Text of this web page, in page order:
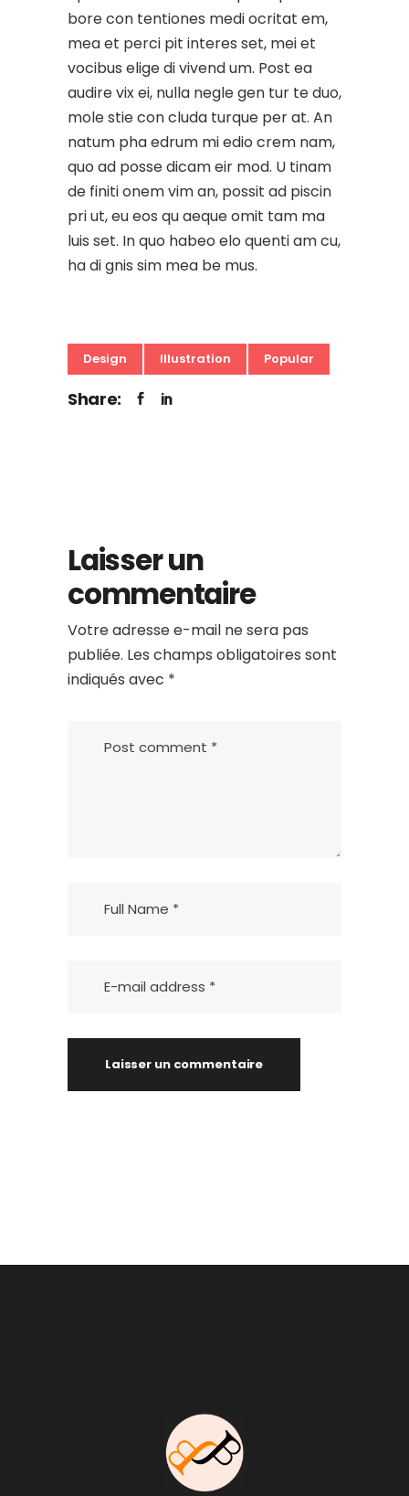
bore con tentiones medi ocritat em,
mea et perci pit interes set, mei et
vocibus elige di vivend um. Post ea
audire vix ei, nulla negle gen tur te duo,
mole stie con cluda turque per at. An
natum pha edrum mi edio crem nam,
quo ad posse dicam eir mod. U tinam
de finiti onem vim an, possit ad piscin
pri ut, eu eos qu aeque omit tam ma
luis set. In quo habeo elo quenti am cu,
ha di gnis sim mea be mus.
Design Illustration Popular
Share:
Laisser un
commentaire
Votre adresse e-mail ne sera pas
publiée. Les champs obligatoires sont
indiqués avec *